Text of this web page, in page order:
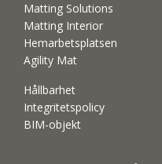
Matting Solutions
Matting Interior
Hemarbetsplatsen
Agility Mat
Hållbarhet
Integritetspolicy
BIM-objekt